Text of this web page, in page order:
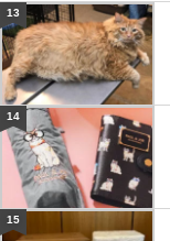
13
14
15